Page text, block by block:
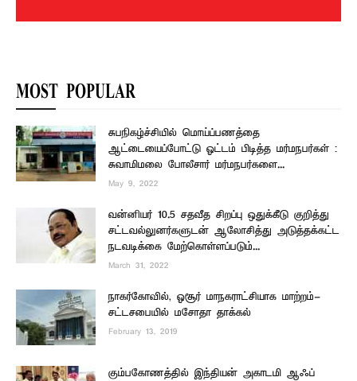
MOST POPULAR
சுபநிகழ்ச்சியில் மொய்ப்பணத்தை
ஆட்டையைப்போட்டு ஓட்டம் பிடித்த மர்மநபர்கள் :
சுவாமிமலை போலீசார் மர்மநபர்களை...
May 9, 2022
வன்னியர் 10.5 சதவீத சிறப்பு ஒதுக்கீடு குறித்து
சட்டவல்லுனர்களுடன் ஆலோசித்து அடுத்தக்கட்ட
நடவடிக்கை மேற்கொள்ளப்படும்...
March 31, 2022
நாகர்கோவில், ஓசூர் மாநகராட்சியாக மாற்றம்-
சட்டசபையில் மசோதா தாக்கல்
February 13, 2019
கும்பகோணத்தில் இந்தியன் அகாடமி ஆஃப்